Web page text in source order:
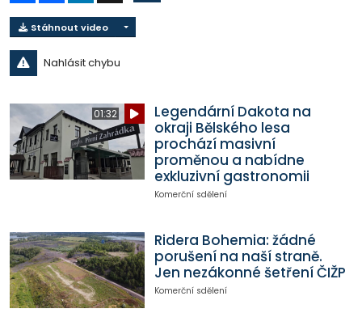
Stáhnout video
Nahlásit chybu
01:32
Legendární Dakota na
okraji Bělského lesa
prochází masivní
proměnou a nabídne
exkluzivní gastronomii
Komerční sdělení
Ridera Bohemia: žádné
porušení na naší straně.
Jen nezákonné šetření ČIŽP
Komerční sdělení